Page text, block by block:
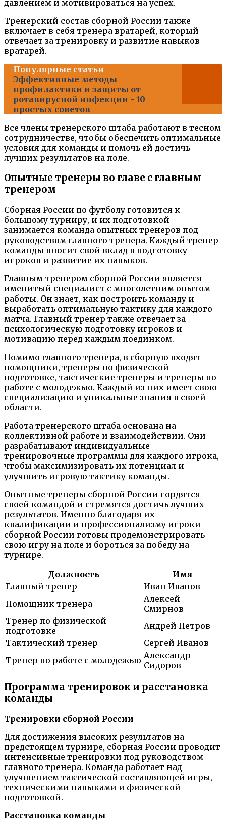
давлением и мотивироваться на успех.
Тренерский состав сборной России также
включает в себя тренера вратарей, который
отвечает за тренировку и развитие навыков
вратарей.
Популярные статьи
Эффективные методы
профилактики и защиты от
ротавирусной инфекции - 10
простых советов
Все члены тренерского штаба работают в тесном
сотрудничестве, чтобы обеспечить оптимальные
условия для команды и помочь ей достичь
лучших результатов на поле.
Опытные тренеры во главе с главным
тренером
Сборная России по футболу готовится к
большому турниру, и их подготовкой
занимается команда опытных тренеров под
руководством главного тренера. Каждый тренер
команды вносит свой вклад в подготовку
игроков и развитие их навыков.
Главным тренером сборной России является
именитый специалист с многолетним опытом
работы. Он знает, как построить команду и
выработать оптимальную тактику для каждого
матча. Главный тренер также отвечает за
психологическую подготовку игроков и
мотивацию перед каждым поединком.
Помимо главного тренера, в сборную входят
помощники, тренеры по физической
подготовке, тактические тренеры и тренеры по
работе с молодежью. Каждый из них имеет свою
специализацию и уникальные знания в своей
области.
Работа тренерского штаба основана на
коллективной работе и взаимодействии. Они
разрабатывают индивидуальные
тренировочные программы для каждого игрока,
чтобы максимизировать их потенциал и
улучшить игровую тактику команды.
Опытные тренеры сборной России гордятся
своей командой и стремятся достичь лучших
результатов. Именно благодаря их
квалификации и профессионализму игроки
сборной России готовы продемонстрировать
свою игру на поле и бороться за победу на
турнире.
Должность
Имя
Главный тренер
Иван Иванов
Помощник тренера
Алексей
Смирнов
Тренер по физической
подготовке
Андрей Петров
Тактический тренер
Сергей Иванов
Тренер по работе с молодежью Александр
Сидоров
Программа тренировок и расстановка
команды
Тренировки сборной России
Для достижения высоких результатов на
предстоящем турнире, сборная России проводит
интенсивные тренировки под руководством
главного тренера. Команда работает над
улучшением тактической составляющей игры,
техническими навыками и физической
подготовкой.
Расстановка команды